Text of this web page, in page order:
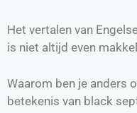
Het vertalen van
is niet altijd even
Waarom ben je anders
betekenis van black